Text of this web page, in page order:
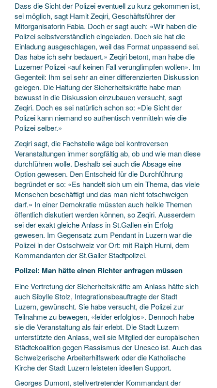
Dass die Sicht der Polizei eventuell zu kurz gekommen ist,
sei möglich, sagt Hamit Zeqiri, Geschäftsführer der
Mitorganisatorin Fabia. Doch er sagt auch: «Wir haben die
Polizei selbstverständlich eingeladen. Doch sie hat die
Einladung ausgeschlagen, weil das Format unpassend sei.
Das habe ich sehr bedauert.» Zeqiri betont, man habe die
Luzerner Polizei «auf keinen Fall verunglimpfen wollen». Im
Gegenteil: Ihm sei sehr an einer differenzierten Diskussion
gelegen. Die Haltung der Sicherheitskräfte habe man
bewusst in die Diskussion einzubauen versucht, sagt
Zeqiri. Doch es sei natürlich schon so: «Die Sicht der
Polizei kann niemand so authentisch vermitteln wie die
Polizei selber.»
Zeqiri sagt, die Fachstelle wäge bei kontroversen
Veranstaltungen immer sorgfältig ab, ob und wie man diese
durchführen wolle. Deshalb sei auch die Absage eine
Option gewesen. Den Entscheid für die Durchführung
begründet er so: «Es handelt sich um ein Thema, das viele
Menschen beschäftigt und das man nicht totschweigen
darf.» In einer Demokratie müssten auch heikle Themen
öffentlich diskutiert werden können, so Zeqiri. Ausserdem
sei der exakt gleiche Anlass in St.Gallen ein Erfolg
gewesen. Im Gegensatz zum Pendant in Luzern war die
Polizei in der Ostschweiz vor Ort: mit Ralph Hurni, dem
Kommandanten der St.Galler Stadtpolizei.
Polizei: Man hätte einen Richter anfragen müssen
Eine Vertretung der Sicherheitskräfte am Anlass hätte sich
auch Sibylle Stolz, Integrationsbeauftragte der Stadt
Luzern, gewünscht. Sie habe versucht, die Polizei zur
Teilnahme zu bewegen, «leider erfolglos». Dennoch habe
sie die Veranstaltung als fair erlebt. Die Stadt Luzern
unterstützte den Anlass, weil sie Mitglied der europäischen
Städtekoalition gegen Rassismus der Unesco ist. Auch das
Schweizerische Arbeiterhilfswerk oder die Katholische
Kirche der Stadt Luzern leisteten ideellen Support.
Georges Dumont, stellvertretender Kommandant der